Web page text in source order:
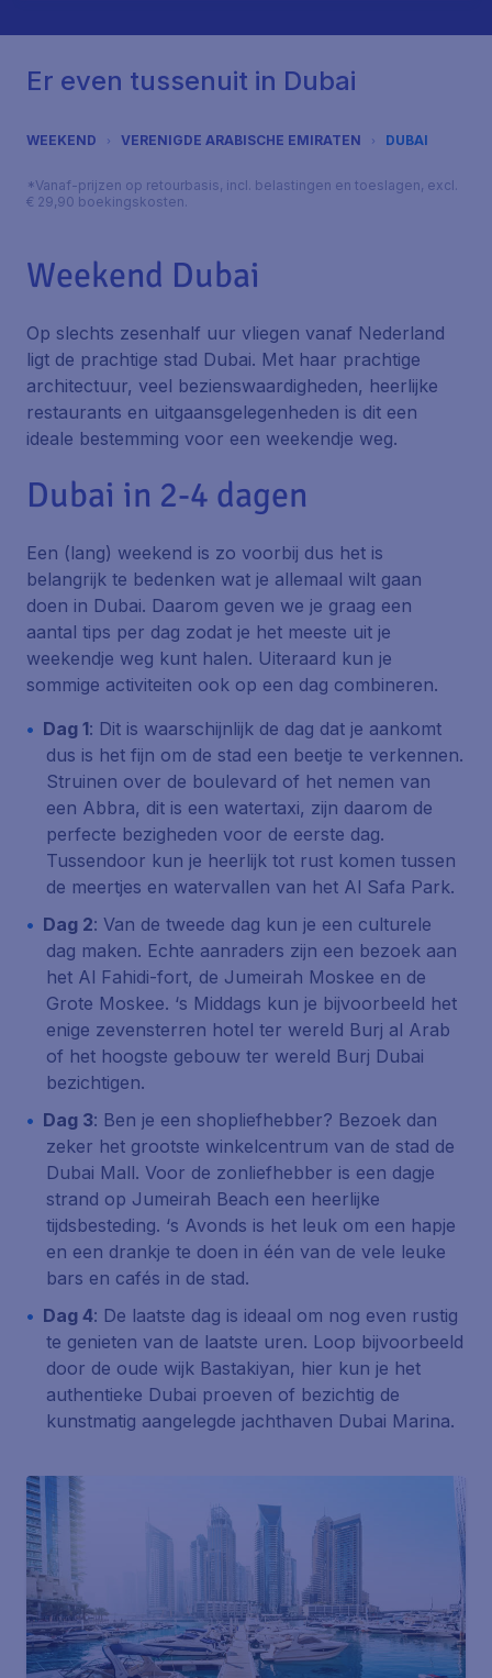
Er even tussenuit in Dubai
WEEKEND VERENIGDE ARABISCHE EMIRATEN DUBAI
*Vanaf-prijzen op retourbasis, incl. belastingen en toeslagen, excl.
€ 29,90 boekingskosten.
Weekend Dubai
Op slechts zesenhalf uur vliegen vanaf Nederland
ligt de prachtige stad Dubai. Met haar prachtige
architectuur, veel bezienswaardigheden, heerlijke
restaurants en uitgaansgelegenheden is dit een
ideale bestemming voor een weekendje weg.
Dubai in 2-4 dagen
Een (lang) weekend is zo voorbij dus het is
belangrijk te bedenken wat je allemaal wilt gaan
doen in Dubai. Daarom geven we je graag een
aantal tips per dag zodat je het meeste uit je
weekendje weg kunt halen. Uiteraard kun je
sommige activiteiten ook op een dag combineren.
Dag 1: Dit is waarschijnlijk de dag dat je aankomt
dus is het fijn om de stad een beetje te verkennen.
Struinen over de boulevard of het nemen van
een Abbra, dit is een watertaxi, zijn daarom de
perfecte bezigheden voor de eerste dag.
Tussendoor kun je heerlijk tot rust komen tussen
de meertjes en watervallen van het Al Safa Park.
Dag 2: Van de tweede dag kun je een culturele
dag maken. Echte aanraders zijn een bezoek aan
het Al Fahidi-fort, de Jumeirah Moskee en de
Grote Moskee. ‘s Middags kun je bijvoorbeeld het
enige zevensterren hotel ter wereld Burj al Arab
of het hoogste gebouw ter wereld Burj Dubai
bezichtigen.
Dag 3: Ben je een shopliefhebber? Bezoek dan
zeker het grootste winkelcentrum van de stad de
Dubai Mall. Voor de zonliefhebber is een dagje
strand op Jumeirah Beach een heerlijke
tijdsbesteding. ‘s Avonds is het leuk om een hapje
en een drankje te doen in één van de vele leuke
bars en cafés in de stad.
Dag 4: De laatste dag is ideaal om nog even rustig
te genieten van de laatste uren. Loop bijvoorbeeld
door de oude wijk Bastakiyan, hier kun je het
authentieke Dubai proeven of bezichtig de
kunstmatig aangelegde jachthaven Dubai Marina.